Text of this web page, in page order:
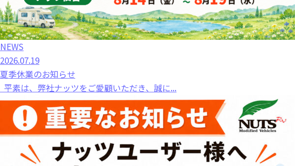
NEWS
2026.07.19
夏季休業のお知らせ
平素は、弊社ナッツをご愛顧いただき、誠に...